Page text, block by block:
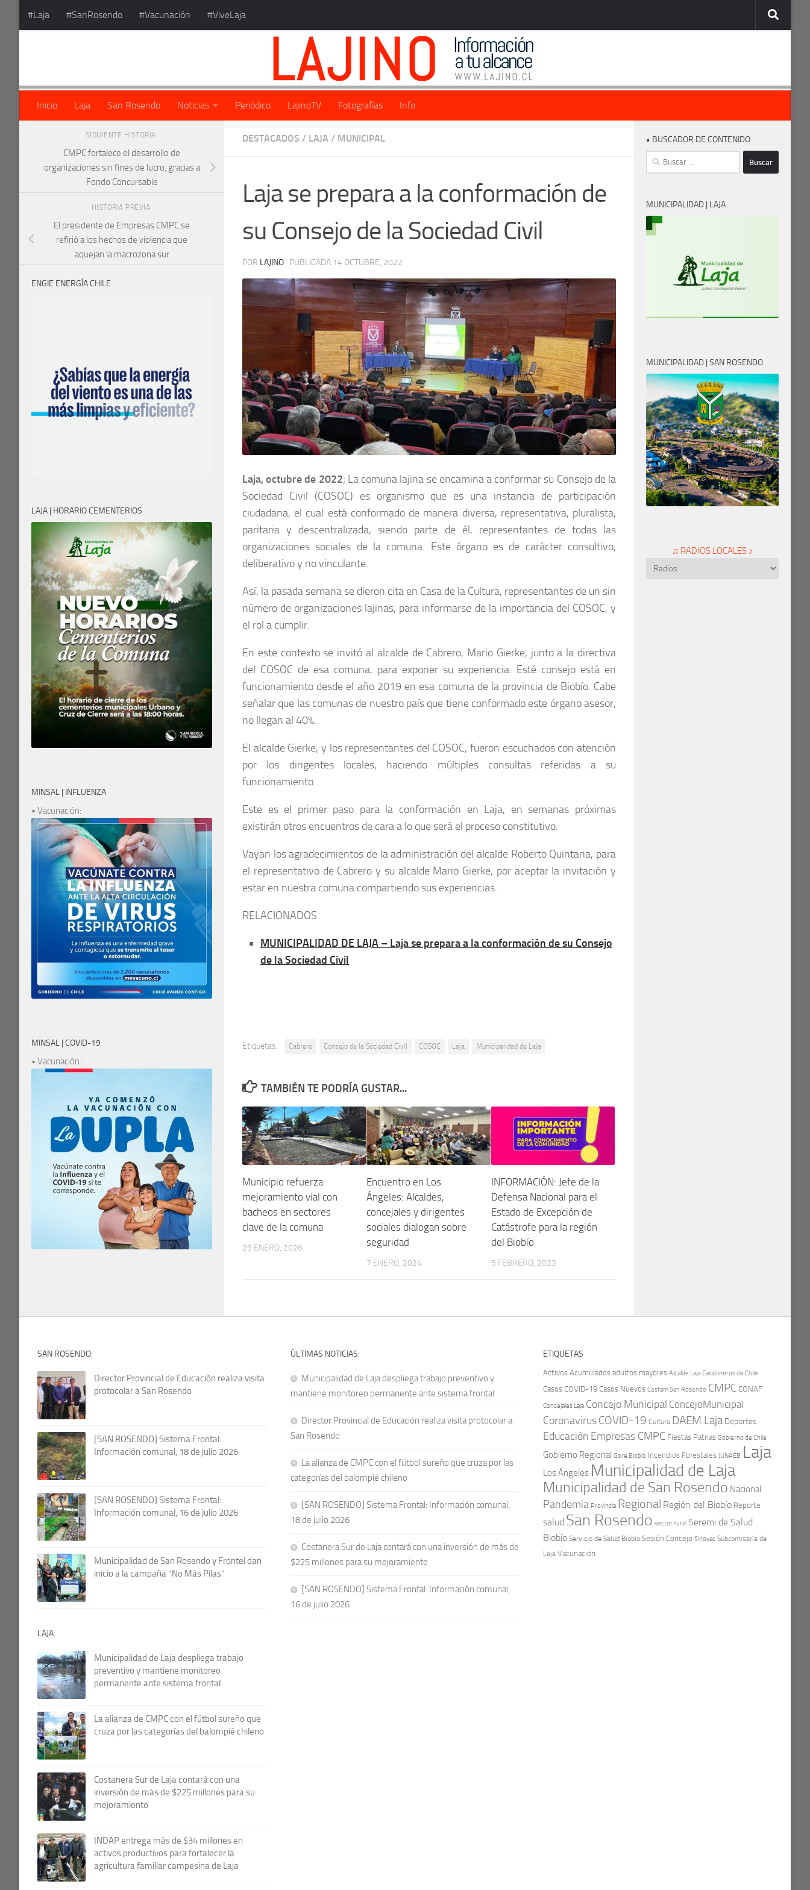
Saltar al contenido
#Laja #SanRosendo #Vacunación #ViveLaja
Inicio Laja San Rosendo Noticias Periódico LajinoTV Fotografías Info
DESTACADOS / LAJA / MUNICIPAL
Laja se prepara a la conformación de
su Consejo de la Sociedad Civil
POR LAJINO · PUBLICADA 14 OCTUBRE, 2022
Laja, octubre de 2022; La comuna lajina se encamina a conformar su Consejo de la
Sociedad Civil (COSOC) es organismo que es una instancia de participación
ciudadana, el cual está conformado de manera diversa, representativa, pluralista,
paritaria y descentralizada, siendo parte de él, representantes de todas las
organizaciones sociales de la comuna. Este órgano es de carácter consultivo,
deliberativo y no vinculante.
Así, la pasada semana se dieron cita en Casa de la Cultura, representantes de un sin
número de organizaciones lajinas, para informarse de la importancia del COSOC, y
el rol a cumplir.
En este contexto se invitó al alcalde de Cabrero, Mario Gierke, junto a la directiva
del COSOC de esa comuna, para exponer su experiencia. Esté consejo está en
funcionamiento desde el año 2019 en esa comuna de la provincia de Biobío. Cabe
señalar que las comunas de nuestro país que tiene conformado este órgano asesor,
no llegan al 40%.
El alcalde Gierke, y los representantes del COSOC, fueron escuchados con atención
por los dirigentes locales, haciendo múltiples consultas referidas a su
funcionamiento.
Este es el primer paso para la conformación en Laja, en semanas próximas
existirán otros encuentros de cara a lo que será el proceso constitutivo.
Vayan los agradecimientos de la administración del alcalde Roberto Quintana, para
el representativo de Cabrero y su alcalde Mario Gierke, por aceptar la invitación y
estar en nuestra comuna compartiendo sus experiencias.
RELACIONADOS
MUNICIPALIDAD DE LAJA – Laja se prepara a la conformación de su Consejo
de la Sociedad Civil
Etiquetas: Cabrero Consejo de la Sociedad Civil COSOC Laja Municipalidad de Laja
TAMBIÉN TE PODRÍA GUSTAR...
Municipio refuerza
mejoramiento vial con
bacheos en sectores
clave de la comuna
29 ENERO, 2026
Encuentro en Los
Ángeles: Alcaldes,
concejales y dirigentes
sociales dialogan sobre
seguridad
7 ENERO, 2024
INFORMACIÓN: Jefe de la
Defensa Nacional para el
Estado de Excepción de
Catástrofe para la región
del Biobío
5 FEBRERO, 2023
SIGUIENTE HISTORIA
CMPC fortalece el desarrollo de
organizaciones sin fines de lucro, gracias a
Fondo Concursable
HISTORIA PREVIA
El presidente de Empresas CMPC se
refirió a los hechos de violencia que
aquejan la macrozona sur
ENGIE ENERGÍA CHILE
LAJA | HORARIO CEMENTERIOS
MINSAL | INFLUENZA
• Vacunación:
MINSAL | COVID-19
• Vacunación:
• BUSCADOR DE CONTENIDO
Buscar:
MUNICIPALIDAD | LAJA
MUNICIPALIDAD | SAN ROSENDO
♫ RADIOS LOCALES ♪
SAN ROSENDO:
Director Provincial de Educación realiza visita
protocolar a San Rosendo
[SAN ROSENDO] Sistema Frontal:
Información comunal, 18 de julio 2026
[SAN ROSENDO] Sistema Frontal:
Información comunal, 16 de julio 2026
Municipalidad de San Rosendo y Frontel dan
inicio a la campaña “No Más Pilas”
LAJA:
Municipalidad de Laja despliega trabajo
preventivo y mantiene monitoreo
permanente ante sistema frontal
La alianza de CMPC con el fútbol sureño que
cruza por las categorías del balompié chileno
Costanera Sur de Laja contará con una
inversión de más de $225 millones para su
mejoramiento
INDAP entrega más de $34 millones en
activos productivos para fortalecer la
agricultura familiar campesina de Laja
ÚLTIMAS NOTICIAS:
Municipalidad de Laja despliega trabajo preventivo y
mantiene monitoreo permanente ante sistema frontal
Director Provincial de Educación realiza visita protocolar a
San Rosendo
La alianza de CMPC con el fútbol sureño que cruza por las
categorías del balompié chileno
[SAN ROSENDO] Sistema Frontal: Información comunal,
18 de julio 2026
Costanera Sur de Laja contará con una inversión de más de
$225 millones para su mejoramiento
[SAN ROSENDO] Sistema Frontal: Información comunal,
16 de julio 2026
ETIQUETAS
Activos Acumulados adultos mayores Alcalde Laja Carabineros de Chile
Casos COVID-19 Casos Nuevos Cesfam San Rosendo CMPC CONAF
Concejales Laja Concejo Municipal ConcejoMunicipal
CoronavirusCOVID-19 Cultura DAEM Laja Deportes
Educación Empresas CMPC Fiestas Patrias Gobierno de Chile
Gobierno Regional Gore Biobío Incendios Forestales JUNAEB Laja
Los Ángeles Municipalidad de Laja
Municipalidad de San Rosendo Nacional
Pandemia Provincia Regional Región del Biobío Reporte
salud San Rosendo sector rural Seremi de Salud
Biobío Servicio de Salud Biobío Sesión Concejo Sinovac Subcomisaría de
Laja Vacunación